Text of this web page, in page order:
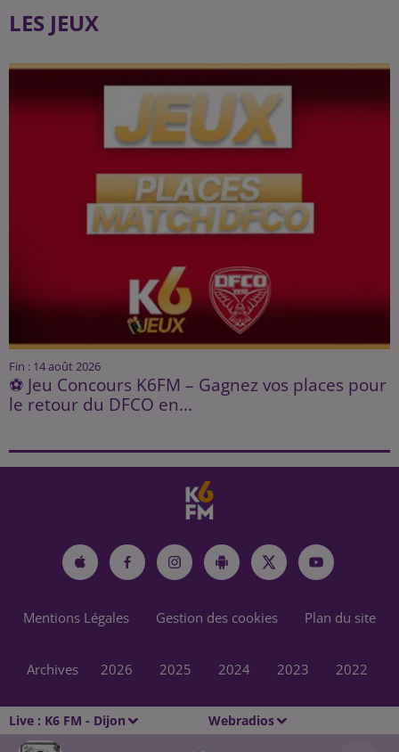
Live : K6 FM - Dijon Webradios
LES JEUX
Fin : 14 août 2026
⚽ Jeu Concours K6FM – Gagnez vos places pour
le retour du DFCO en...
Mentions Légales Gestion des cookies Plan du site
Archives 2026 2025 2024 2023 2022